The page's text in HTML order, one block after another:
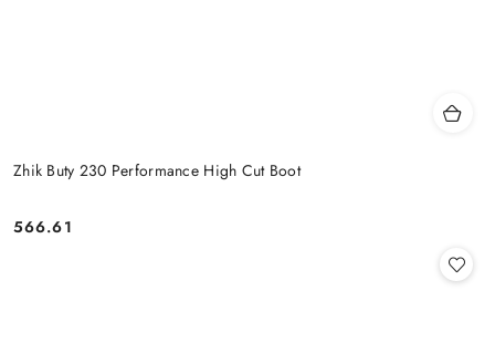
Zhik Buty 230 Performance High Cut Boot
Cena:
566.61